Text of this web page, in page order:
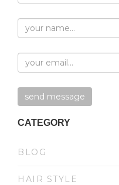
CATEGORY
BLOG
HAIR STYLE